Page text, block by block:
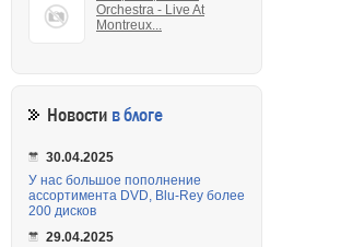
Orchestra - Live At
Montreux...
Новости в блоге
30.04.2025
У нас большое пополнение
ассортимента DVD, Blu-Rey более
200 дисков
29.04.2025